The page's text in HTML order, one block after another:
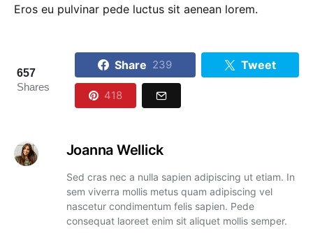
Eros eu pulvinar pede luctus sit aenean lorem.
657
Shares
Share 239 Tweet
418
Joanna Wellick
Sed cras nec a nulla sapien adipiscing ut etiam. In
sem viverra mollis metus quam adipiscing vel
nascetur condimentum felis sapien. Pede
consequat laoreet enim sit aliquet mollis semper.